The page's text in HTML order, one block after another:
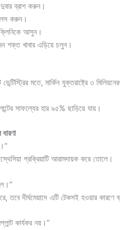
দুবার ব্রাশ করুন।
করুন।
আসুন।
শক্ত খাবার এড়িয়ে চলুন।
মতে, মার্কিন যুক্তরাষ্ট্রে ৩
সাফল্যের হার ৯৫% ছাড়িয়ে যায়।
প্রক্রিয়াটি আরামদায়ক করে তোলে।
তবে দীর্ঘমেয়াদে এটি টেকসই হওয়ার কারণে
কার্যকর নয়।”